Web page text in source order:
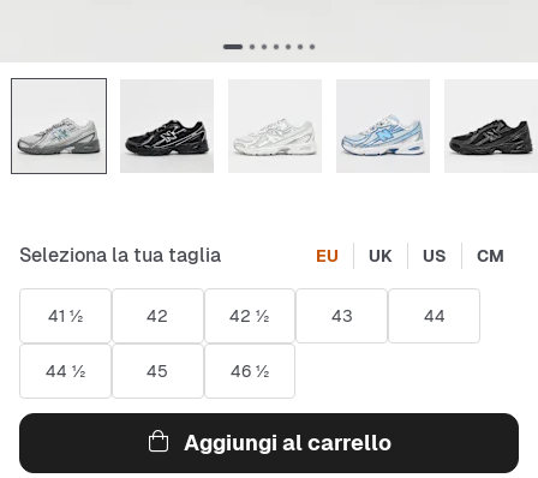
Seleziona la tua taglia EU UK US CM
41 ½ 42 42 ½ 43 44
44 ½ 45 46 ½
Aggiungi al carrello